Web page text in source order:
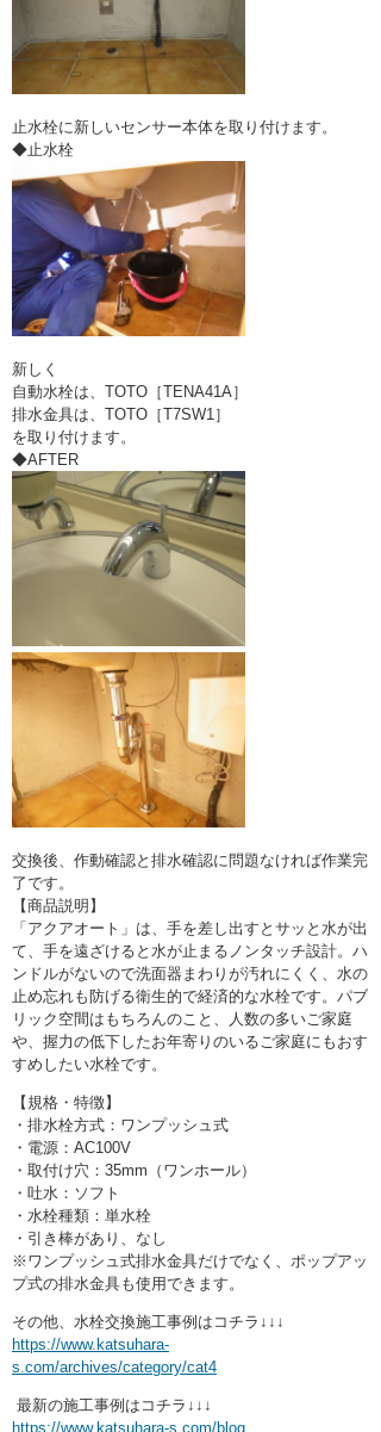
止水栓に新しいセンサー本体を取り付けます。
◆止水栓
新しく
自動水栓は、TOTO［TENA41A］
排水金具は、TOTO［T7SW1］
を取り付けます。
◆AFTER
交換後、作動確認と排水確認に問題なければ作業完
了です。
【商品説明】
「アクアオート」は、手を差し出すとサッと水が出
て、手を遠ざけると水が止まるノンタッチ設計。ハ
ンドルがないので洗面器まわりが汚れにくく、水の
止め忘れも防げる衛生的で経済的な水栓です。パブ
リック空間はもちろんのこと、人数の多いご家庭
や、握力の低下したお年寄りのいるご家庭にもおす
すめしたい水栓です。
【規格・特徴】
・排水栓方式：ワンプッシュ式
・電源：AC100V
・取付け穴：35mm（ワンホール）
・吐水：ソフト
・水栓種類：単水栓
・引き棒があり、なし
※ワンプッシュ式排水金具だけでなく、ポップアッ
プ式の排水金具も使用できます。
その他、水栓交換施工事例はコチラ↓↓↓
https://www.katsuhara-
s.com/archives/category/cat4
最新の施工事例はコチラ↓↓↓
https://www.katsuhara-s.com/blog